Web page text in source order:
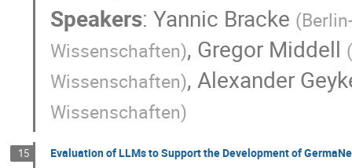
Speakers:Yannic Bracke (
Wissenschaften), Gregor Middell
Wissenschaften),Alexander
Wissenschaften)
15 Evaluation of LLMs to Support the Development of